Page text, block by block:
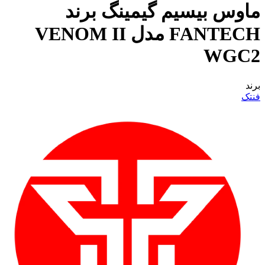
ماوس بیسیم گیمینگ برند
FANTECH مدل VENOM II
WGC2
برند
فنتک